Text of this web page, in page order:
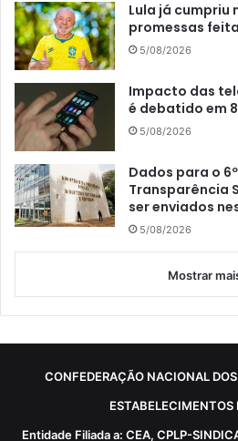
Lula já cumpriu
promessas
5/08/2026
Impacto das
é debatido em
5/08/2026
Dados para o
Transparência
ser enviados
5/08/2026
Mostrar
CONFEDERAÇÃO NACIONAL
ESTABELECIMENTOS
Entidade Filiada a: CEA, CPLP-